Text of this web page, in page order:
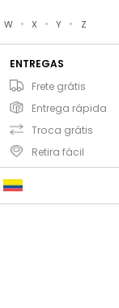
W • X • Y • Z
ENTREGAS
Frete grátis
Entrega rápida
Troca grátis
Retira fácil